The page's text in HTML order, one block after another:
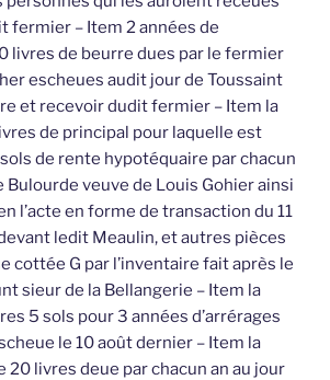
fermier – Item 2 années de
livres de beurre dues par le fermier
escheues audit jour de Toussaint
et recevoir dudit fermier – Item la
de principal pour laquelle est
de rente hypotéquaire par chacun
Bulourde veuve de Louis Gohier ainsi
l’acte en forme de transaction du 11
ledit Meaulin, et autres pièces
cottée G par l’inventaire fait après le
sieur de la Bellangerie – Item la
5 sols pour 3 années d’arrérages
le 10 août dernier – Item la
20 livres deue par chacun an au jour